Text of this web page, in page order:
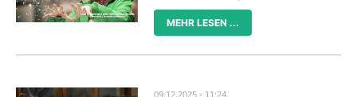
MEHR LESEN ...
09.12.2025 - 11:24